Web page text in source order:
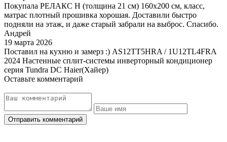
Покупала РЕЛАКС Н (толщина 21 см) 160х200 см, класс,
матрас плотный прошивка хорошая. Доставили быстро
подняли на этаж, и даже старый забрали на выброс. Спасибо.
Андрей
19 марта 2026
Поставил на кухню и замерз :) AS12TT5HRA / 1U12TL4FRA
2024 Настенные сплит-системы инверторный кондиционер
серия Tundra DC Haier(Хайер)
Оставьте комментарий